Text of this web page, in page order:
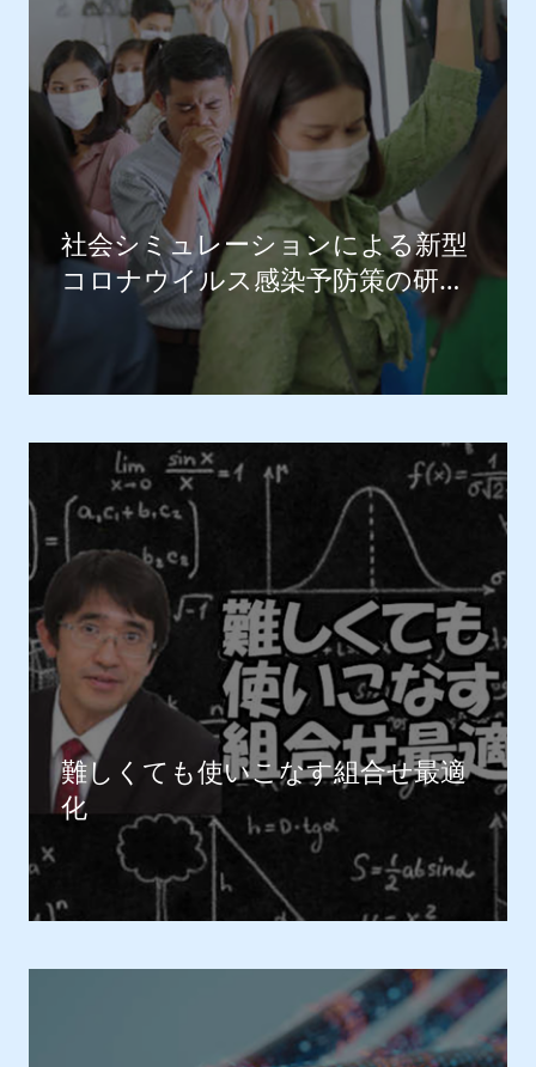
社会シミュレーションによる新型
コロナウイルス感染予防策の研究
難しくても使いこなす組合せ最適
化